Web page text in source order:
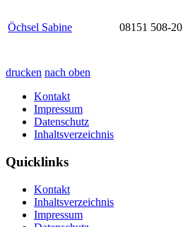
Öchsel Sabine 08151 508-20
drucken nach oben
Kontakt
Impressum
Datenschutz
Inhaltsverzeichnis
Quicklinks
Kontakt
Inhaltsverzeichnis
Impressum